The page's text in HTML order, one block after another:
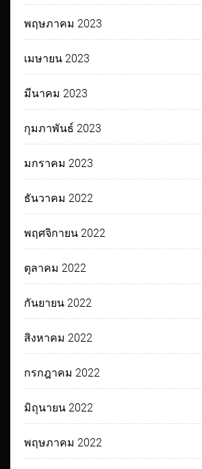
พฤษภาคม 2023
เมษายน 2023
มีนาคม 2023
กุมภาพันธ์ 2023
มกราคม 2023
ธันวาคม 2022
พฤศจิกายน 2022
ตุลาคม 2022
กันยายน 2022
สิงหาคม 2022
กรกฎาคม 2022
มิถุนายน 2022
พฤษภาคม 2022